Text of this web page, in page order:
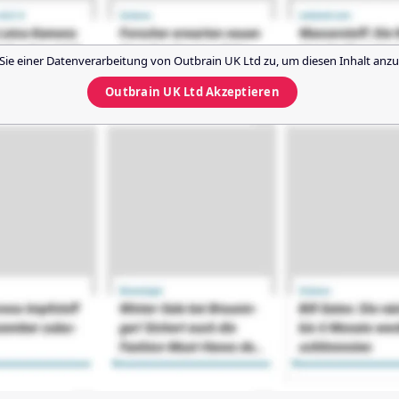
einer Datenverarbeitung von Outbrain UK Ltd zu, um diesen Inhalt
Outbrain UK LtdAkzeptieren